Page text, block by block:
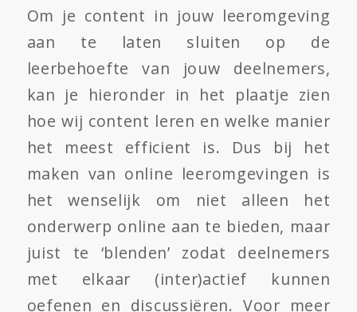
Om je content in jouw leeromgeving
aan te laten sluiten op de
leerbehoefte van jouw deelnemers,
kan je hieronder in het plaatje zien
hoe wij content leren en welke manier
het meest efficient is. Dus bij het
maken van online leeromgevingen is
het wenselijk om niet alleen het
onderwerp online aan te bieden, maar
juist te ‘blenden’ zodat deelnemers
met elkaar (inter)actief kunnen
oefenen en discussiëren. Voor meer